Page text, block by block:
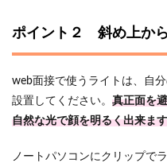
ポイント２ 斜め上か
web面接で使うライトは、自
設置してください。 真正面を
自然な光で顔を明るく出来ま
ノートパソコンにクリップで